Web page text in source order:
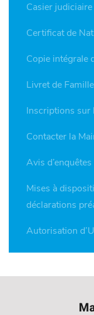
Casier judiciaire
Certificat de
Copie intégrale
Livret de Famille
Inscriptions sur
Contacter la
Avis
Mises à
déclarations
Autorisation